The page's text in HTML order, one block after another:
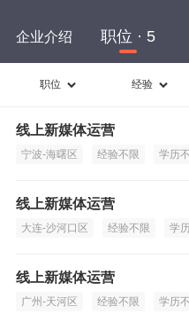
企业介绍 职位 · 5
职位 经验
线上新媒体运营
宁波-海曙区 经验不限 学历
线上新媒体运营
大连-沙河口区 经验不限 学
线上新媒体运营
广州-天河区 经验不限 学历